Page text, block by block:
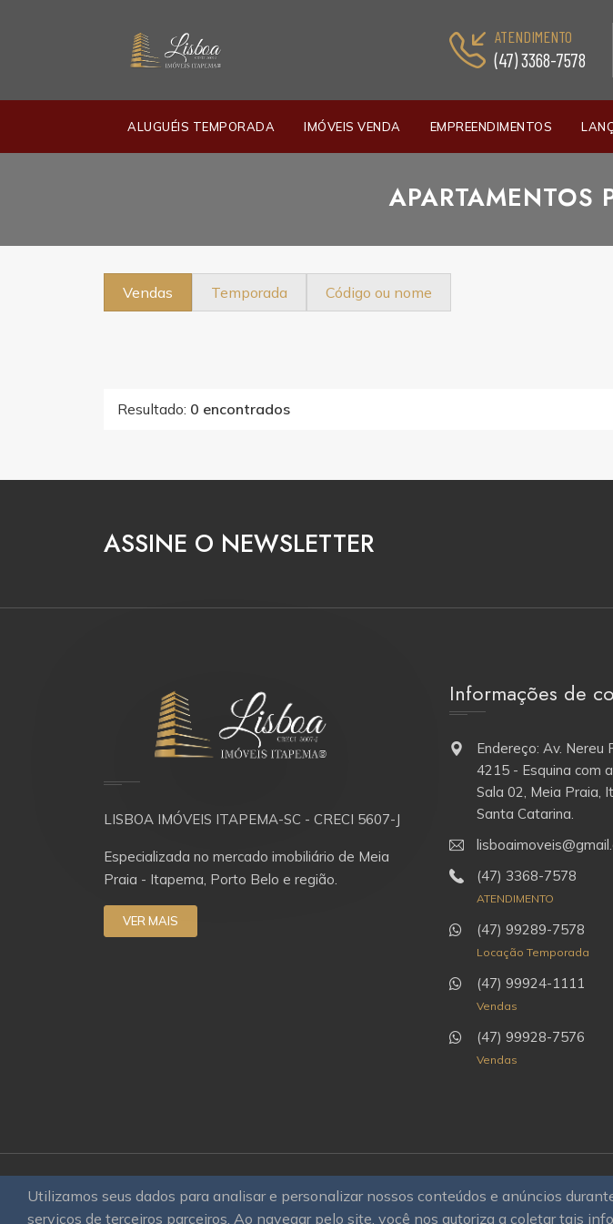
Utilizamos seus dados para analisar e personalizar nossos conteúdos e anúncios
serviços de terceiros parceiros. Ao navegar pelo site, você nos autoriza a coletar tais
ATENDIMENTO
(47) 3368-7578
ALUGUÉIS TEMPORADA IMÓVEIS VENDA EMPREENDIMENTOS
APARTAMENTOS
Vendas Temporada Código ou nome
Resultado: 0 encontrados
ASSINE O NEWSLETTER
LISBOA IMÓVEIS ITAPEMA-SC - CRECI 5607-J
Especializada no mercado imobiliário de Meia
Praia - Itapema, Porto Belo e região.
VER MAIS
Informações de
Endereço: Av. Nereu
4215 - Esquina com
Sala 02, Meia Praia,
Santa Catarina.
(47) 3368-7578
ATENDIMENTO
(47) 99289-7578
Locação Temporada
(47) 99924-1111
Vendas
(47) 99928-7576
Vendas
© 2026OAWEB site e sistemas para imobiliáriasTodos os direitos